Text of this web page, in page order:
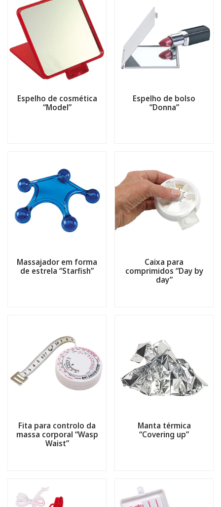
Espelho de cosmética
“Model”
Espelho de bolso
“Donna”
Massajador em forma
de estrela “Starfish”
Caixa para
comprimidos “Day by
day”
Fita para controlo da
massa corporal “Wasp
Waist”
Manta térmica
“Covering up”